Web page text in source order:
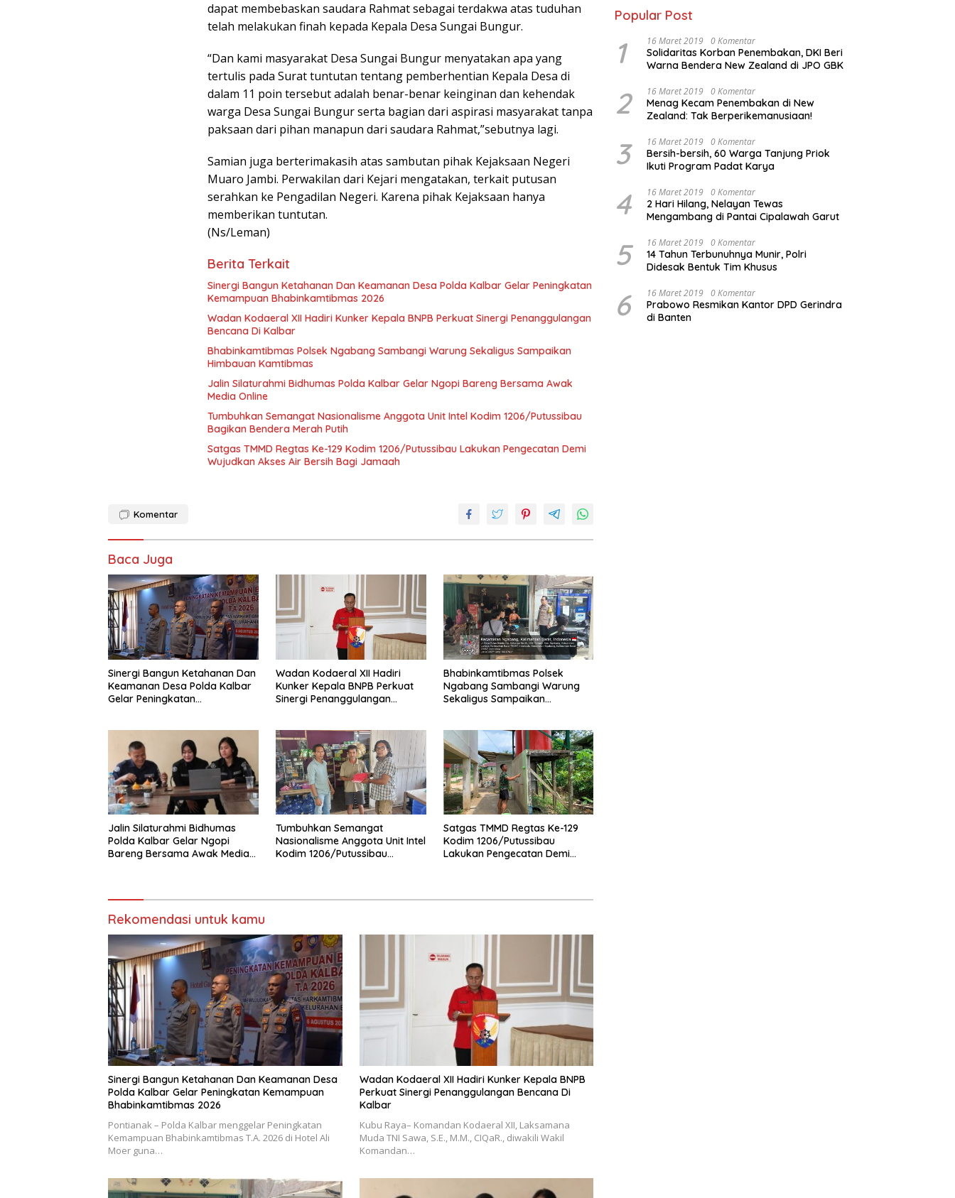
dapat membebaskan saudara Rahmat sebagai terdakwa atas tuduhan
telah melakukan finah kepada Kepala Desa Sungai Bungur.
“Dan kami masyarakat Desa Sungai Bungur menyatakan apa yang
tertulis pada Surat tuntutan tentang pemberhentian Kepala Desa di
dalam 11 poin tersebut adalah benar-benar keinginan dan kehendak
warga Desa Sungai Bungur serta bagian dari aspirasi masyarakat tanpa
paksaan dari pihan manapun dari saudara Rahmat,”sebutnya lagi.
Samian juga berterimakasih atas sambutan pihak Kejaksaan Negeri
Muaro Jambi. Perwakilan dari Kejari mengatakan, terkait putusan
serahkan ke Pengadilan Negeri. Karena pihak Kejaksaan hanya
memberikan tuntutan.
(Ns/Leman)
Berita Terkait
Sinergi Bangun Ketahanan Dan Keamanan Desa Polda Kalbar Gelar Peningkatan
Kemampuan Bhabinkamtibmas 2026
Wadan Kodaeral XII Hadiri Kunker Kepala BNPB Perkuat Sinergi Penanggulangan
Bencana Di Kalbar
Bhabinkamtibmas Polsek Ngabang Sambangi Warung Sekaligus Sampaikan
Himbauan Kamtibmas
Jalin Silaturahmi Bidhumas Polda Kalbar Gelar Ngopi Bareng Bersama Awak
Media Online
Tumbuhkan Semangat Nasionalisme Anggota Unit Intel Kodim 1206/Putussibau
Bagikan Bendera Merah Putih
Satgas TMMD Regtas Ke-129 Kodim 1206/Putussibau Lakukan Pengecatan Demi
Wujudkan Akses Air Bersih Bagi Jamaah
Komentar
Baca Juga
Sinergi Bangun Ketahanan Dan
Keamanan Desa Polda Kalbar
Gelar Peningkatan
Wadan Kodaeral XII Hadiri
Kunker Kepala BNPB Perkuat
Sinergi Penanggulangan
Bhabinkamtibmas Polsek
Ngabang Sambangi Warung
Sekaligus Sampaikan
Jalin Silaturahmi Bidhumas
Polda Kalbar Gelar Ngopi
Bareng Bersama Awak Media
Tumbuhkan Semangat
Nasionalisme Anggota Unit Intel
Kodim 1206/Putussibau
Satgas TMMD Regtas Ke-129
Kodim 1206/Putussibau
Lakukan Pengecatan Demi
Rekomendasi untuk kamu
Sinergi Bangun Ketahanan Dan Keamanan Desa
Polda Kalbar Gelar Peningkatan Kemampuan
Bhabinkamtibmas 2026
Pontianak – Polda Kalbar menggelar Peningkatan
Kemampuan Bhabinkamtibmas T.A. 2026 di Hotel Ali
Moer guna…
Wadan Kodaeral XII Hadiri Kunker Kepala BNPB
Perkuat Sinergi Penanggulangan Bencana Di
Kalbar
Kubu Raya– Komandan Kodaeral XII, Laksamana
Muda TNI Sawa, S.E., M.M., CIQaR., diwakili Wakil
Komandan…
Popular Post
1 16 Maret 2019 0 Komentar
Solidaritas Korban Penembakan, DKI Beri
Warna Bendera New Zealand di JPO GBK
2 16 Maret 2019 0 Komentar
Menag Kecam Penembakan di New
Zealand: Tak Berperikemanusiaan!
3 16 Maret 2019 0 Komentar
Bersih-bersih, 60 Warga Tanjung Priok
Ikuti Program Padat Karya
4 16 Maret 2019 0 Komentar
2 Hari Hilang, Nelayan Tewas
Mengambang di Pantai Cipalawah Garut
5 16 Maret 2019 0 Komentar
14 Tahun Terbunuhnya Munir, Polri
Didesak Bentuk Tim Khusus
6 16 Maret 2019 0 Komentar
Prabowo Resmikan Kantor DPD Gerindra
di Banten